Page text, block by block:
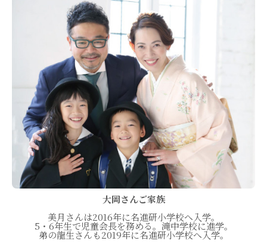
大岡さんご家族
美月さんは2016年に名進研小学校へ入学。
5・6年生で児童会長を務める。滝中学校に進学。
弟の龍生さんも2019年に名進研小学校へ入学。